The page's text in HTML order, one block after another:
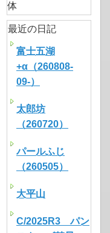
体
最近の日記
富士五湖
+α（260808-
09-）
太郎坊
（260720）
パールふじ
（260505）
大平山
C/2025R3 パン